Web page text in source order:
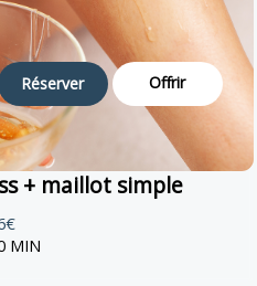
Réserver Offrir
+ maillot simple
MIN